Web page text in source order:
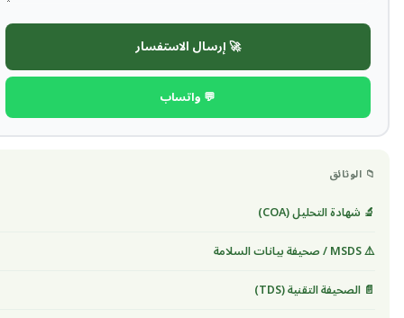
🚀 إرسال الاستفسار
💬 واتساب
📁 الوثائق
🔬 شهادة التحليل (COA)
⚠️ MSDS / صحيفة بيانات السلامة
📄 الصحيفة التقنية (TDS)